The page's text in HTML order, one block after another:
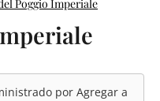
Poggio Imperiale
por Agregar a